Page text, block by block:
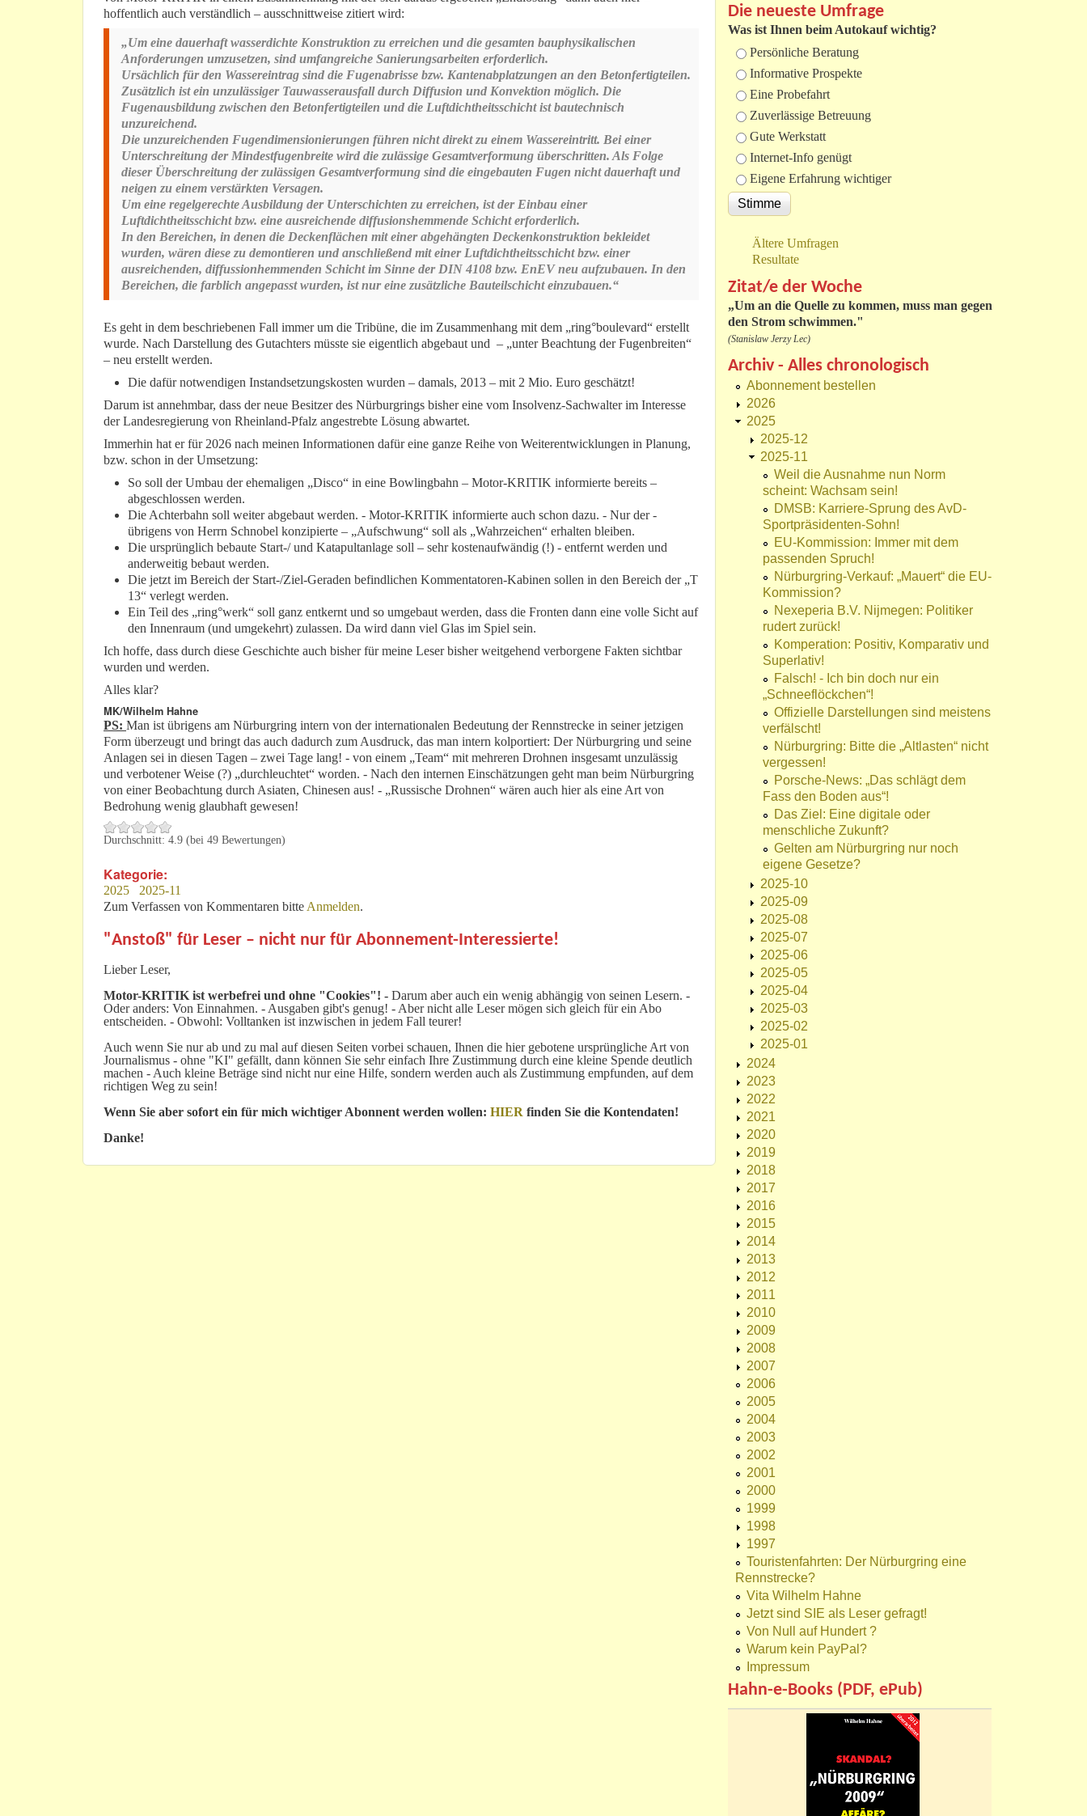
hoffentlich auch verständlich – ausschnittweise zitiert wird:
„Um eine dauerhaft wasserdichte Konstruktion zu erreichen und die gesamten bauphysikalischen
Anforderungen umzusetzen, sind umfangreiche Sanierungsarbeiten erforderlich.
Ursächlich für den Wassereintrag sind die Fugenabrisse bzw. Kantenabplatzungen an den Betonfertigteilen.
Zusätzlich ist ein unzulässiger Tauwasserausfall durch Diffusion und Konvektion möglich. Die
Fugenausbildung zwischen den Betonfertigteilen und die Luftdichtheitsschicht ist bautechnisch
unzureichend.
Die unzureichenden Fugendimensionierungen führen nicht direkt zu einem Wassereintritt. Bei einer
Unterschreitung der Mindestfugenbreite wird die zulässige Gesamtverformung überschritten. Als Folge
dieser Überschreitung der zulässigen Gesamtverformung sind die eingebauten Fugen nicht dauerhaft und
neigen zu einem verstärkten Versagen.
Um eine regelgerechte Ausbildung der Unterschichten zu erreichen, ist der Einbau einer
Luftdichtheitsschicht bzw. eine ausreichende diffusionshemmende Schicht erforderlich.
In den Bereichen, in denen die Deckenflächen mit einer abgehängten Deckenkonstruktion bekleidet
wurden, wären diese zu demontieren und anschließend mit einer Luftdichtheitsschicht bzw. einer
ausreichenden, diffussionhemmenden Schicht im Sinne der DIN 4108 bzw. EnEV neu aufzubauen. In den
Bereichen, die farblich angepasst wurden, ist nur eine zusätzliche Bauteilschicht einzubauen.“
Es geht in dem beschriebenen Fall immer um die Tribüne, die im Zusammenhang mit dem „ring°boulevard“ erstellt
wurde. Nach Darstellung des Gutachters müsste sie eigentlich abgebaut und – „unter Beachtung der Fugenbreiten“
– neu erstellt werden.
Die dafür notwendigen Instandsetzungskosten wurden – damals, 2013 – mit 2 Mio. Euro geschätzt!
Darum ist annehmbar, dass der neue Besitzer des Nürburgrings bisher eine vom Insolvenz-Sachwalter im Interesse
der Landesregierung von Rheinland-Pfalz angestrebte Lösung abwartet.
Immerhin hat er für 2026 nach meinen Informationen dafür eine ganze Reihe von Weiterentwicklungen in Planung,
bzw. schon in der Umsetzung:
So soll der Umbau der ehemaligen „Disco“ in eine Bowlingbahn – Motor-KRITIK informierte bereits –
abgeschlossen werden.
Die Achterbahn soll weiter abgebaut werden. - Motor-KRITIK informierte auch schon dazu. - Nur der -
übrigens von Herrn Schnobel konzipierte – „Aufschwung“ soll als „Wahrzeichen“ erhalten bleiben.
Die ursprünglich bebaute Start-/ und Katapultanlage soll – sehr kostenaufwändig (!) - entfernt werden und
anderweitig bebaut werden.
Die jetzt im Bereich der Start-/Ziel-Geraden befindlichen Kommentatoren-Kabinen sollen in den Bereich der „T
13“ verlegt werden.
Ein Teil des „ring°werk“ soll ganz entkernt und so umgebaut werden, dass die Fronten dann eine volle Sicht auf
den Innenraum (und umgekehrt) zulassen. Da wird dann viel Glas im Spiel sein.
Ich hoffe, dass durch diese Geschichte auch bisher für meine Leser bisher weitgehend verborgene Fakten sichtbar
wurden und werden.
Alles klar?
MK/Wilhelm Hahne
PS: Man ist übrigens am Nürburgring intern von der internationalen Bedeutung der Rennstrecke in seiner jetzigen
Form überzeugt und bringt das auch dadurch zum Ausdruck, das man intern kolportiert: Der Nürburgring und seine
Anlagen sei in diesen Tagen – zwei Tage lang! - von einem „Team“ mit mehreren Drohnen insgesamt unzulässig
und verbotener Weise (?) „durchleuchtet“ worden. - Nach den internen Einschätzungen geht man beim Nürburgring
von einer Beobachtung durch Asiaten, Chinesen aus! - „Russische Drohnen“ wären auch hier als eine Art von
Bedrohung wenig glaubhaft gewesen!
Durchschnitt: 4.9 (bei 49 Bewertungen)
Kategorie:
2025
2025-11
Zum Verfassen von Kommentaren bitte Anmelden.
"Anstoß" für Leser – nicht nur für Abonnement-Interessierte!
Lieber Leser,
Motor-KRITIK ist werbefrei und ohne "Cookies"! - Darum aber auch ein wenig abhängig von seinen Lesern. -
Oder anders: Von Einnahmen. - Ausgaben gibt's genug! - Aber nicht alle Leser mögen sich gleich für ein Abo
entscheiden. - Obwohl: Volltanken ist inzwischen in jedem Fall teurer!
Auch wenn Sie nur ab und zu mal auf diesen Seiten vorbei schauen, Ihnen die hier gebotene ursprüngliche Art von
Journalismus - ohne "KI" gefällt, dann können Sie sehr einfach Ihre Zustimmung durch eine kleine Spende deutlich
machen - Auch kleine Beträge sind nicht nur eine Hilfe, sondern werden auch als Zustimmung empfunden, auf dem
richtigen Weg zu sein!
Wenn Sie aber sofort ein für mich wichtiger Abonnent werden wollen: HIER finden Sie die Kontendaten!
Danke!
Die neueste Umfrage
Was ist Ihnen beim Autokauf wichtig?
Auswahlmöglichkeiten
Persönliche Beratung
Informative Prospekte
Eine Probefahrt
Zuverlässige Betreuung
Gute Werkstatt
Internet-Info genügt
Eigene Erfahrung wichtiger
Ältere Umfragen
Resultate
Zitat/e der Woche
„Um an die Quelle zu kommen, muss man gegen
den Strom schwimmen."
(Stanislaw Jerzy Lec)
Archiv - Alles chronologisch
Abonnement bestellen
2026
2025
2025-12
2025-11
Weil die Ausnahme nun Norm
scheint: Wachsam sein!
DMSB: Karriere-Sprung des AvD-
Sportpräsidenten-Sohn!
EU-Kommission: Immer mit dem
passenden Spruch!
Nürburgring-Verkauf: „Mauert“ die EU-
Kommission?
Nexeperia B.V. Nijmegen: Politiker
rudert zurück!
Komperation: Positiv, Komparativ und
Superlativ!
Falsch! - Ich bin doch nur ein
„Schneeflöckchen“!
Offizielle Darstellungen sind meistens
verfälscht!
Nürburgring: Bitte die „Altlasten“ nicht
vergessen!
Porsche-News: „Das schlägt dem
Fass den Boden aus“!
Das Ziel: Eine digitale oder
menschliche Zukunft?
Gelten am Nürburgring nur noch
eigene Gesetze?
2025-10
2025-09
2025-08
2025-07
2025-06
2025-05
2025-04
2025-03
2025-02
2025-01
2024
2023
2022
2021
2020
2019
2018
2017
2016
2015
2014
2013
2012
2011
2010
2009
2008
2007
2006
2005
2004
2003
2002
2001
2000
1999
1998
1997
Touristenfahrten: Der Nürburgring eine
Rennstrecke?
Vita Wilhelm Hahne
Jetzt sind SIE als Leser gefragt!
Von Null auf Hundert ?
Warum kein PayPal?
Impressum
Hahn-e-Books (PDF, ePub)